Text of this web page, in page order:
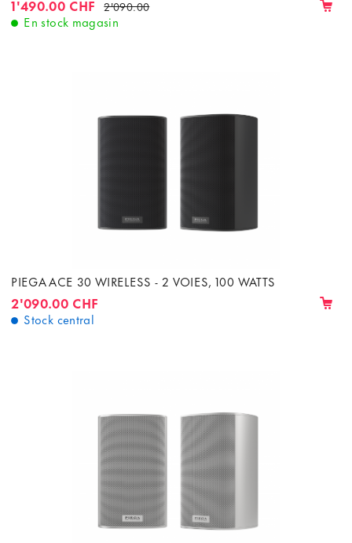
1'490.00 CHF 2'090.00
En stock magasin
PIEGA ACE 30 WIRELESS - 2 VOIES, 100 WATTS
2'090.00 CHF
Stock central